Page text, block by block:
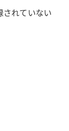
されていない